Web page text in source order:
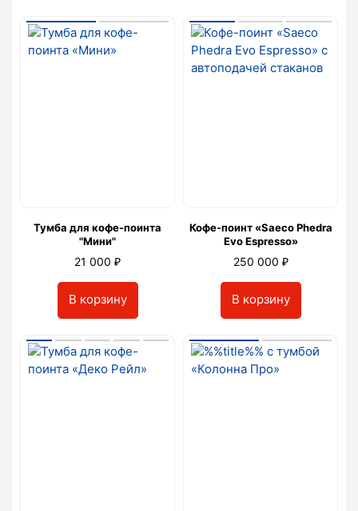
Тумба для кофе-поинта
"Мини"
21 000 ₽
В корзину
Кофе-поинт «Saeco Phedra
Evo Espresso»
250 000 ₽
В корзину